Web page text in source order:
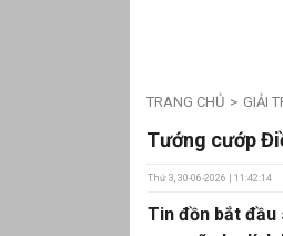
TRANG CHỦ GIẢI
Tướng cướp
Thứ 3, 30-06-2026 | 11:42:14
Tin đồn bắt đầu